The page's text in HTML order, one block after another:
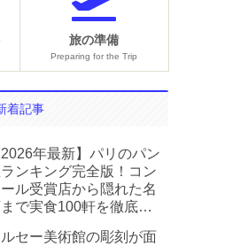
旅の準備
Preparing for the Trip
着記事
2026年最新】パリのパン
ンキング完全版！コン
ル受賞店から隠れた名
で実食100軒を徹底比
セー美術館の彫刻が面